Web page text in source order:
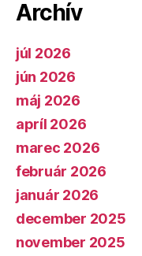
Archív
júl 2026
jún 2026
máj 2026
apríl 2026
marec 2026
február 2026
január 2026
december 2025
november 2025